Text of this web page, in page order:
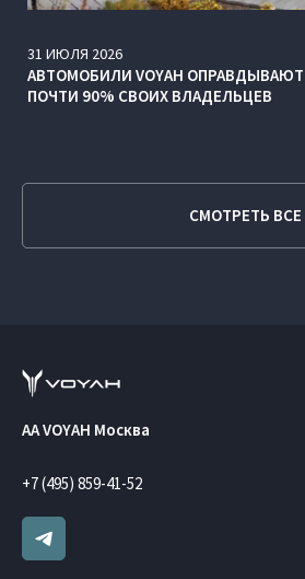
31 ИЮЛЯ 2026
АВТОМОБИЛИ VOYAH
ПОЧТИ 90% СВОИХ ВЛАДЕЛЬЦЕВ
СМОТРЕТЬ ВСЕ
AA VOYAH Москва
+7 (495) 859-41-52